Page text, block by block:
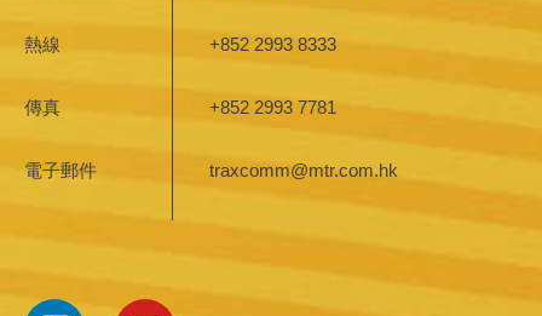
熱線 +852 2993 8333
傳真 +852 2993 7781
電子郵件 traxcomm@mtr.com.hk